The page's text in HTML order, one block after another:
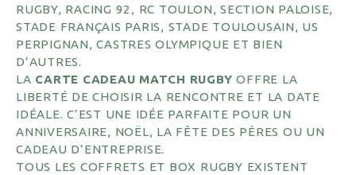
RUGBY, RACING 92, RC TOULON, SECTION PALOISE,
STADE FRANÇAIS PARIS, STADE TOULOUSAIN, US
PERPIGNAN, CASTRES OLYMPIQUE ET BIEN
D’AUTRES.
LA CARTE CADEAU MATCH RUGBY OFFRE LA
LIBERTÉ DE CHOISIR LA RENCONTRE ET LA DATE
IDÉALE. C’EST UNE IDÉE PARFAITE POUR UN
ANNIVERSAIRE, NOËL, LA FÊTE DES PÈRES OU UN
CADEAU D’ENTREPRISE.
TOUS LES COFFRETS ET BOX RUGBY EXISTENT